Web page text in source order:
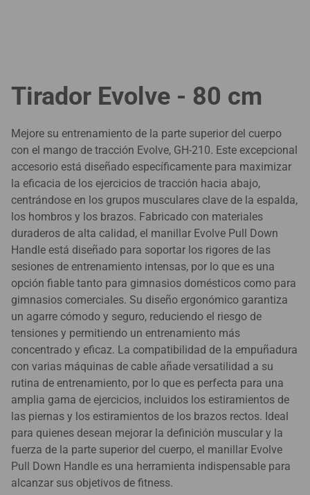
Tirador Evolve - 80 cm
Mejore su entrenamiento de la parte superior del cuerpo
con el mango de tracción Evolve, GH-210. Este excepcional
accesorio está diseñado específicamente para maximizar
la eficacia de los ejercicios de tracción hacia abajo,
centrándose en los grupos musculares clave de la espalda,
los hombros y los brazos. Fabricado con materiales
duraderos de alta calidad, el manillar Evolve Pull Down
Handle está diseñado para soportar los rigores de las
sesiones de entrenamiento intensas, por lo que es una
opción fiable tanto para gimnasios domésticos como para
gimnasios comerciales. Su diseño ergonómico garantiza
un agarre cómodo y seguro, reduciendo el riesgo de
tensiones y permitiendo un entrenamiento más
concentrado y eficaz. La compatibilidad de la empuñadura
con varias máquinas de cable añade versatilidad a su
rutina de entrenamiento, por lo que es perfecta para una
amplia gama de ejercicios, incluidos los estiramientos de
las piernas y los estiramientos de los brazos rectos. Ideal
para quienes desean mejorar la definición muscular y la
fuerza de la parte superior del cuerpo, el manillar Evolve
Pull Down Handle es una herramienta indispensable para
alcanzar sus objetivos de fitness.